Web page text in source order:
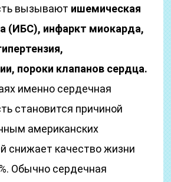
вызывают ишемическая
(ИБС), инфаркт миокарда,
пороки клапанов сердца.
именно сердечная
становится причиной
американских
снижает качество жизни
Обычно сердечная